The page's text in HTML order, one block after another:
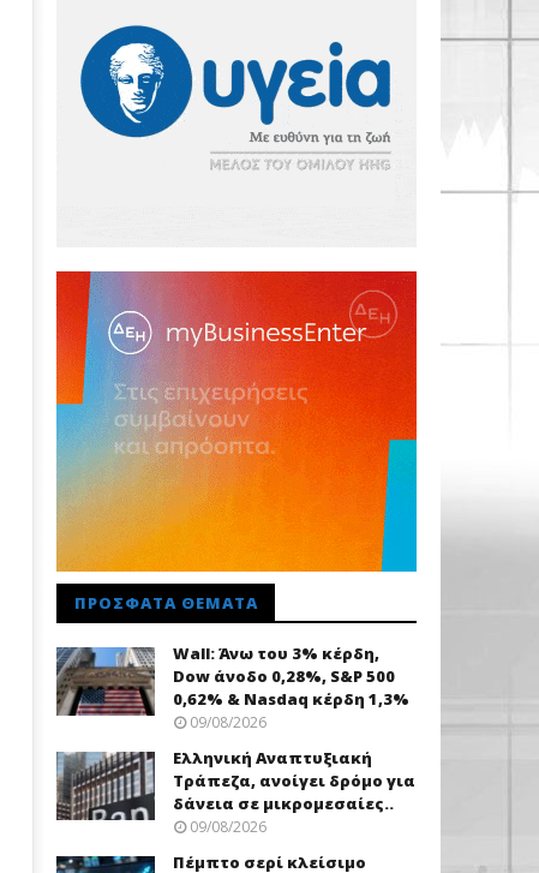
ΠΡΌΣΦΑΤΑ ΘΈΜΑΤΑ
Wall: Άνω του 3% κέρδη,
Dow άνοδο 0,28%, S&P 500
0,62% & Nasdaq κέρδη 1,3%
09/08/2026
Ελληνική Αναπτυξιακή
Τράπεζα, ανοίγει δρόμο για
δάνεια σε μικρομεσαίες..
09/08/2026
Πέμπτο σερί κλείσιμο